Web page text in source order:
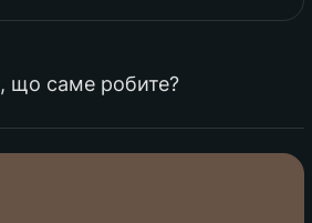
що саме робите?